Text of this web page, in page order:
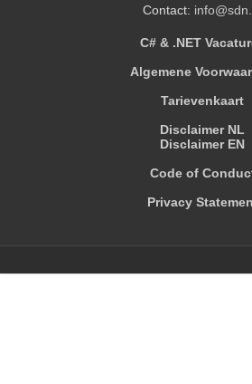
Contact:
C# & .NET
Algemene
Tarievenkaart
Disclaimer NL
Disclaimer EN
Code of
Privacy